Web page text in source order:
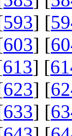
593] [
603] [
613] [
623] [
633] [